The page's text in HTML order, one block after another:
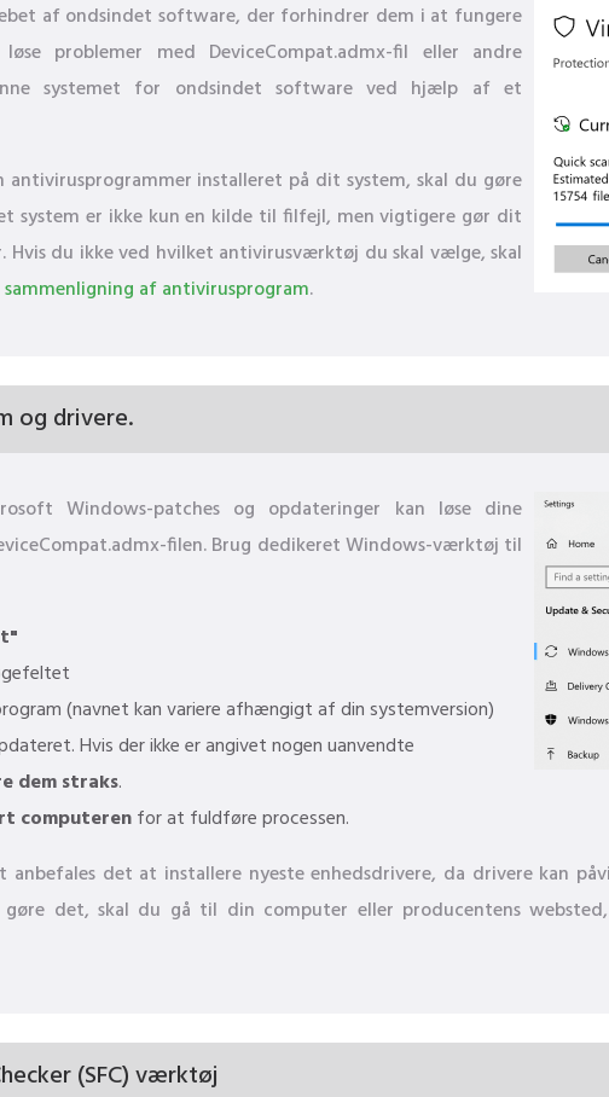
af ondsindet software, der forhindrer dem i at fungere
problemer med DeviceCompat.admx-fil eller andre
systemet for ondsindet software ved hjælp af et
antivirusprogrammer installeret på dit system, skal du gøre
system er ikke kun en kilde til filfejl, men vigtigere gør dit
Hvis du ikke ved hvilket antivirusværktøj du skal vælge, skal
sammenligning af antivirusprogram.
og drivere.
Windows-patches og opdateringer kan løse dine
filen. Brug dedikeret Windows-værktøj til
(navnet kan variere afhængigt af din systemversion)
Hvis der ikke er angivet nogen uanvendte
dem straks.
computerenfor at fuldføre processen.
det at installere nyeste enhedsdrivere, da drivere kan
det, skal du gå til din computer eller producentens
(SFC) værktøj